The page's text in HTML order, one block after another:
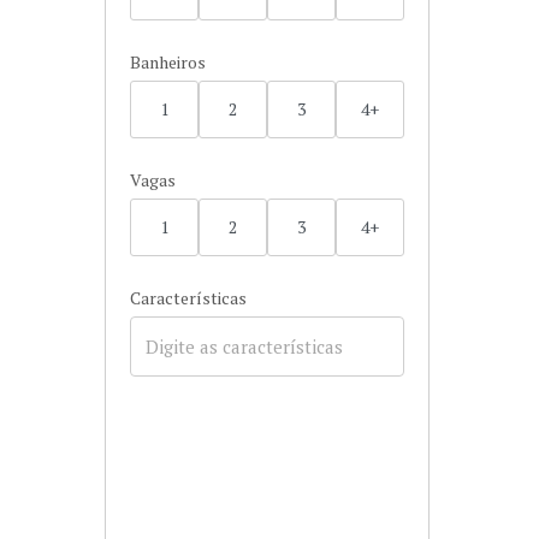
Banheiros
1 2 3 4+
Vagas
1 2 3 4+
Características